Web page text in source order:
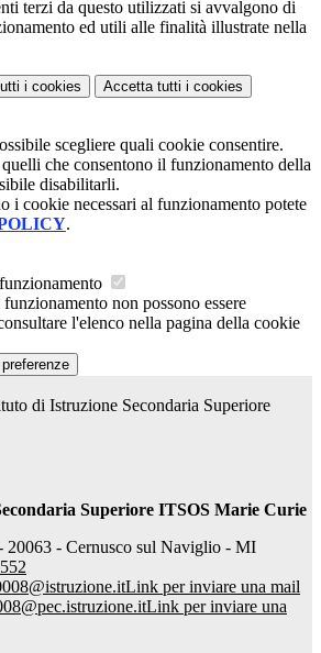
terzi da questo utilizzati si avvalgono di
ed utili alle finalità illustrate nella
i cookies Accetta tutti i cookies
scegliere quali cookie consentire.
che consentono il funzionamento della
disabilitarli.
i cookie necessari al funzionamento potete
.
non possono essere
l'elenco nella pagina della cookie
di Istruzione Secondaria Superiore
Superiore ITSOS Marie Curie
20063 - Cernusco sul Naviglio - MI
Link per inviare una mail
Link per inviare una